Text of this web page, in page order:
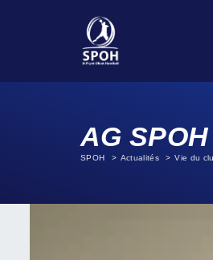
AG
SPOH Actualités Vie du